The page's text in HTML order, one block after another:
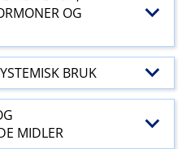
OG
BRUK
MIDLER